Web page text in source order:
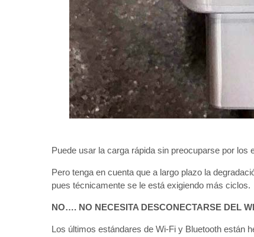
Puede usar la carga rápida sin preocuparse por los
Pero tenga en cuenta que a largo plazo la
pues técnicamente se le está exigiendo más ciclos.
NO…. NO NECESITA DESCONECTARSE DEL
Los últimos estándares de Wi-Fi y Bluetooth están